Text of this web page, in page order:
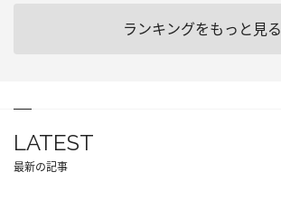
ランキングをもっと見る
LATEST
最新の記事